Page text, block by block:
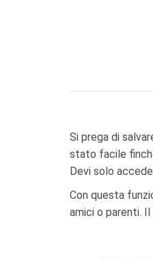
Si prega di
stato facile
Devi solo
Con questa
amici o parenti.